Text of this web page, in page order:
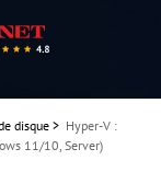
disque > Hyper-V :
11/10, Server)